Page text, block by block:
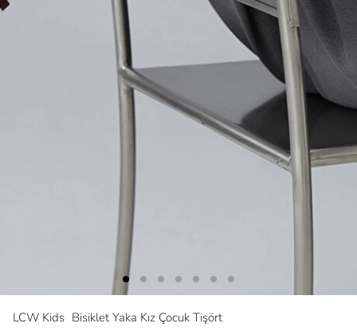
LCW Kids Bisiklet Yaka Kız Çocuk Tişört